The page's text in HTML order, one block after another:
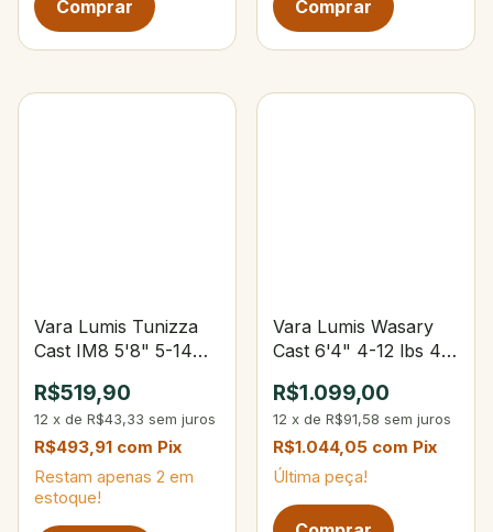
Vara Lumis Tunizza
Cast IM8 5'8" 5-14
R$519,90
12 x de R$43,33 sem juros
R$493,91 com Pix
Restam apenas 2 em
estoque!
Vara Lumis Wasary
Cast 6'4" 4-12 lbs 4-
R$1.099,00
12 x de R$91,58 sem juros
R$1.044,05 com Pix
Última peça!